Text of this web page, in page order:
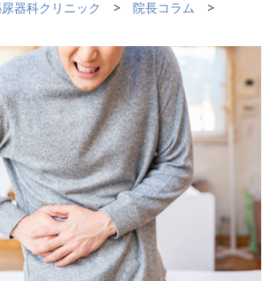
器科クリニック
院長コラム